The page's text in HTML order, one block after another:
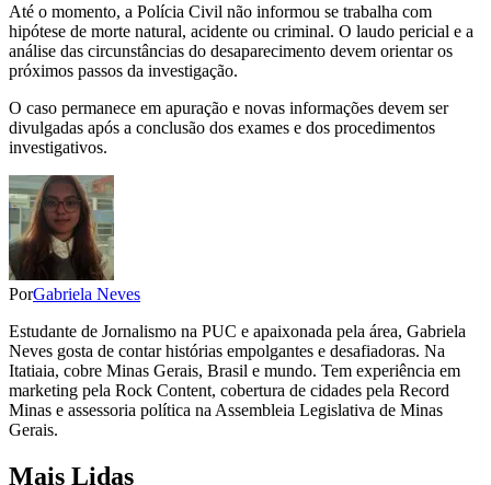
Até o momento, a Polícia Civil não informou se trabalha com
hipótese de morte natural, acidente ou criminal. O laudo pericial e a
análise das circunstâncias do desaparecimento devem orientar os
próximos passos da investigação.
O caso permanece em apuração e novas informações devem ser
divulgadas após a conclusão dos exames e dos procedimentos
investigativos.
PorGabriela Neves
Estudante de Jornalismo na PUC e apaixonada pela área, Gabriela
Neves gosta de contar histórias empolgantes e desafiadoras. Na
Itatiaia, cobre Minas Gerais, Brasil e mundo. Tem experiência em
marketing pela Rock Content, cobertura de cidades pela Record
Minas e assessoria política na Assembleia Legislativa de Minas
Gerais.
Mais Lidas